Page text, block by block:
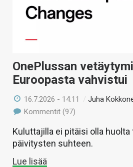
OnePlussan
Euroopasta vahvistui
16.7.2026 - 14:11 /Juha
Kommentit (97)
Kuluttajilla ei pitäisi olla
päivitysten suhteen.
Lue lisää